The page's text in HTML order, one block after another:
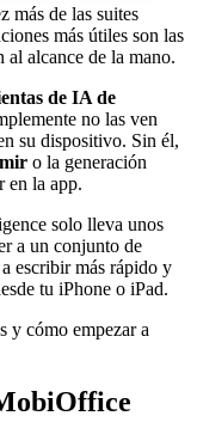
más de las suites
más útiles son las
al alcance de la mano.
de IA de
no las ven
su dispositivo. Sin él,
o la generación
en la app.
solo lleva unos
a un conjunto de
escribir más rápido y
tu iPhone o iPad.
y cómo empezar a